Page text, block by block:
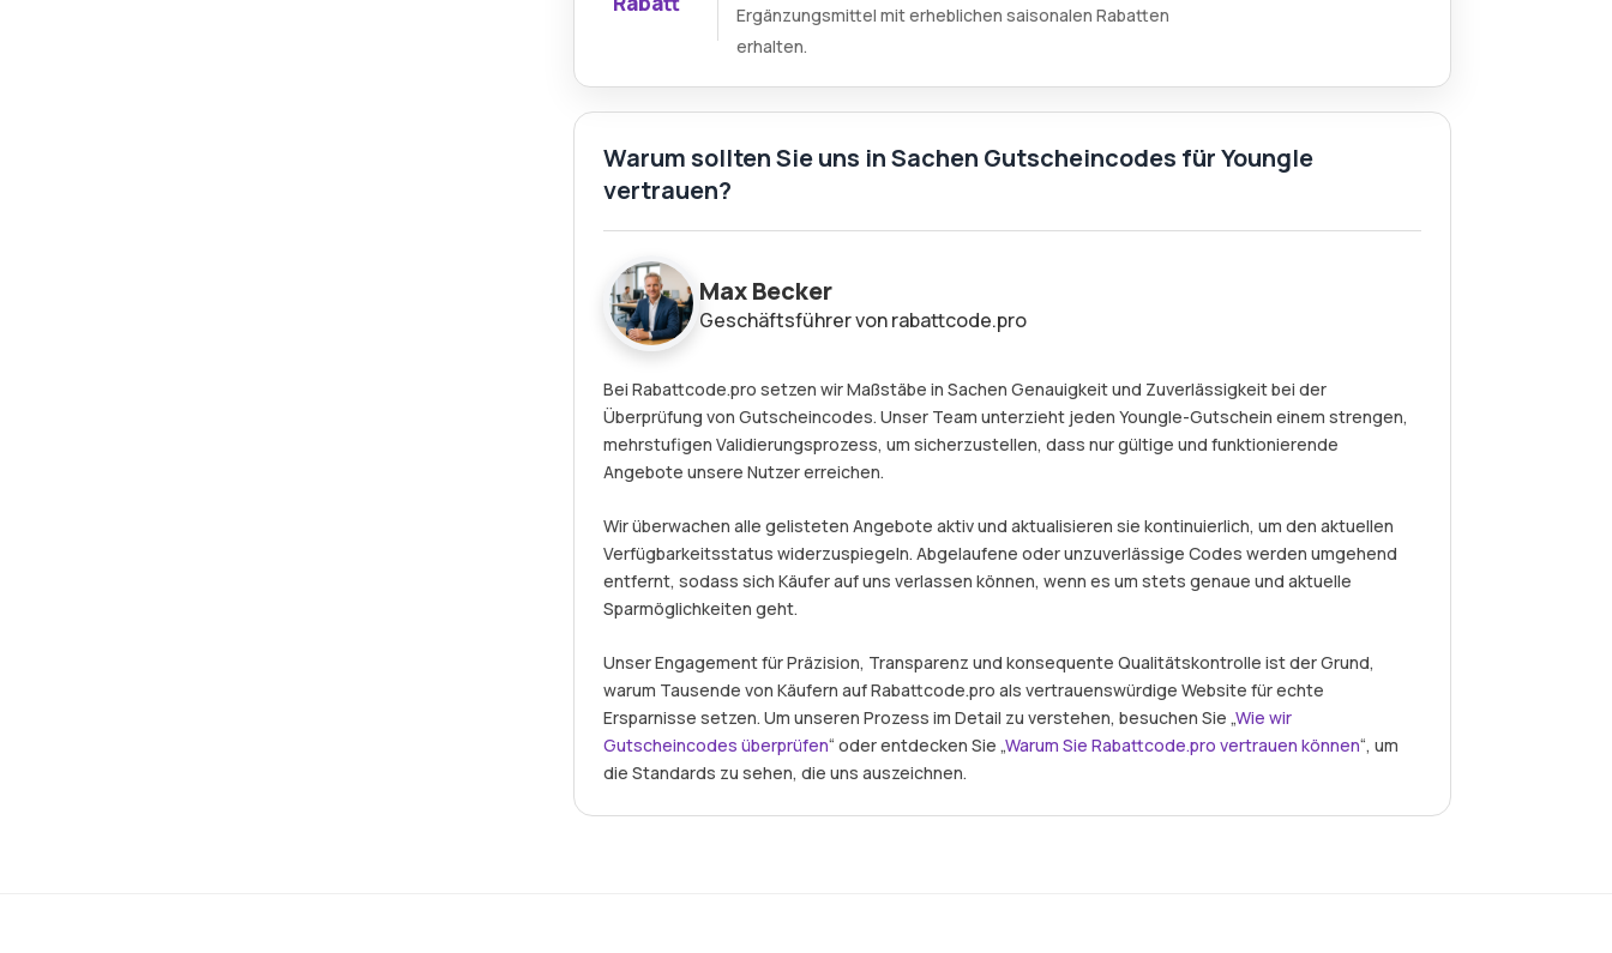
Ergänzungsmittel mit erheblichen saisonalen Rabatten
erhalten.
Warum sollten Sie uns in Sachen Gutscheincodes für Youngle
vertrauen?
Max Becker
Geschäftsführer von rabattcode.pro
Bei Rabattcode.pro setzen wir Maßstäbe in Sachen Genauigkeit und Zuverlässigkeit bei der
Überprüfung von Gutscheincodes. Unser Team unterzieht jeden Youngle-Gutschein einem strengen,
mehrstufigen Validierungsprozess, um sicherzustellen, dass nur gültige und funktionierende
Angebote unsere Nutzer erreichen.
Wir überwachen alle gelisteten Angebote aktiv und aktualisieren sie kontinuierlich, um den aktuellen
Verfügbarkeitsstatus widerzuspiegeln. Abgelaufene oder unzuverlässige Codes werden umgehend
entfernt, sodass sich Käufer auf uns verlassen können, wenn es um stets genaue und aktuelle
Sparmöglichkeiten geht.
Unser Engagement für Präzision, Transparenz und konsequente Qualitätskontrolle ist der Grund,
warum Tausende von Käufern auf Rabattcode.pro als vertrauenswürdige Website für echte
Ersparnisse setzen. Um unseren Prozess im Detail zu verstehen, besuchen Sie „Wie wir
Gutscheincodes überprüfen“ oder entdecken Sie „Warum Sie Rabattcode.pro vertrauen können“, um
die Standards zu sehen, die uns auszeichnen.